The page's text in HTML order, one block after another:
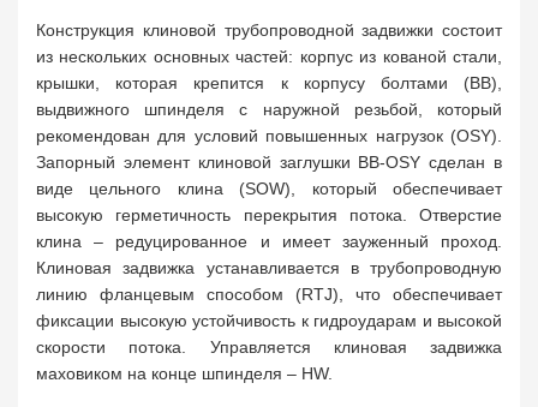
Конструкция клиновой трубопроводной задвижки состоит
из нескольких основных частей: корпус из кованой стали,
крышки, которая крепится к корпусу болтами (BB),
выдвижного шпинделя с наружной резьбой, который
рекомендован для условий повышенных нагрузок (OSY).
Запорный элемент клиновой заглушки BB-OSY сделан в
виде цельного клина (SOW), который обеспечивает
высокую герметичность перекрытия потока. Отверстие
клина – редуцированное и имеет зауженный проход.
Клиновая задвижка устанавливается в трубопроводную
линию фланцевым способом (RTJ), что обеспечивает
фиксации высокую устойчивость к гидроударам и высокой
скорости потока. Управляется клиновая задвижка
маховиком на конце шпинделя – HW.